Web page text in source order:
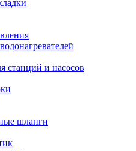
станций и насосов
шланги